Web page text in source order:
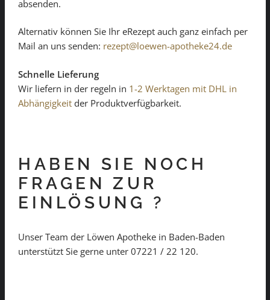
absenden.
Alternativ können Sie Ihr eRezept auch ganz einfach per
Mail an uns senden: rezept@loewen-apotheke24.de
Schnelle Lieferung
Wir liefern in der regeln in 1-2 Werktagen mit DHL in
Abhängigkeit der Produktverfügbarkeit.
HABEN SIE NOCH
FRAGEN ZUR
EINLÖSUNG ?
Unser Team der Löwen Apotheke in Baden-Baden
unterstützt Sie gerne unter 07221 / 22 120.